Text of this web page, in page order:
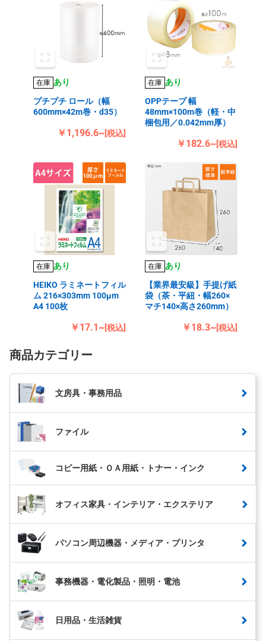
在庫 あり
プチプチ ロール（幅
600mm×42m巻・d35）
￥1,196.6~[税込]
在庫 あり
OPPテープ 幅
48mm×100m巻（軽・中
梱包用／0.042mm厚）
￥182.6~[税込]
在庫 あり
HEIKO ラミネートフィル
ム 216×303mm 100μm
A4 100枚
￥17.1~[税込]
在庫 あり
【業界最安級】手提げ紙
袋（茶・平紐・幅260×
マチ140×高さ260mm）
￥18.3~[税込]
商品カテゴリー
文房具・事務用品
ファイル
コピー用紙・ＯＡ用紙・トナー・インク
オフィス家具・インテリア・エクステリア
パソコン周辺機器・メディア・プリンタ
事務機器・電化製品・照明・電池
日用品・生活雑貨